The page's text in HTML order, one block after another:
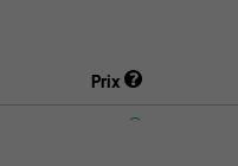
Prix